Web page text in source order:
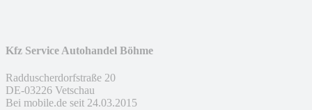
Kfz Service Autohandel Böhme
Radduscherdorfstraße 20
DE-03226 Vetschau
Bei mobile.de seit 24.03.2015